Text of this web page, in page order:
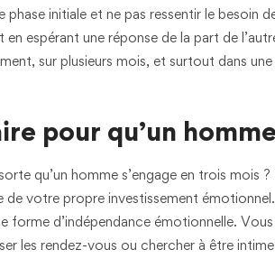
initiale et ne pas ressentir le besoin
espérant une réponse de la part de
sur plusieurs mois, et surtout dans
pour qu’un
qu’un homme s’engage en trois mois
votre propre investissement
forme d’indépendance émotionnelle.
les rendez-vous ou chercher à être